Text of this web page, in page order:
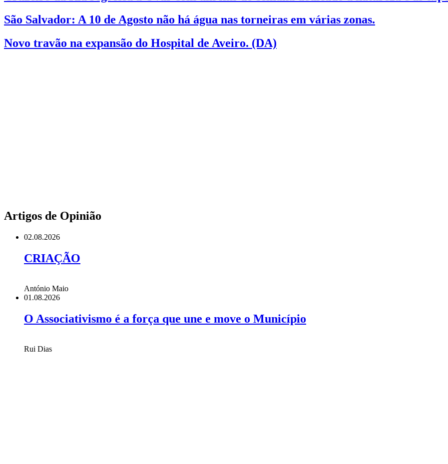
São Salvador: A 10 de Agosto não há água nas torneiras em várias zonas.
Novo travão na expansão do Hospital de Aveiro. (DA)
Artigos de Opinião
02.08.2026
CRIAÇÃO
António Maio
01.08.2026
O Associativismo é a força que une e move o Município
Rui Dias